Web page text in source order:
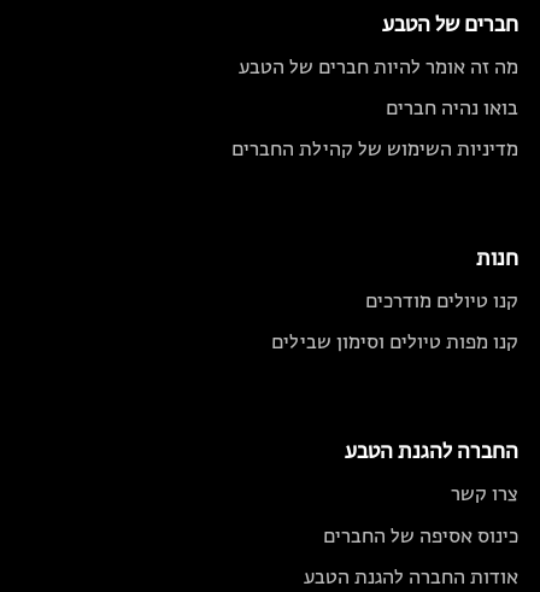
חברים של הטבע
מה זה אומר להיות חברים של הטבע
בואו נהיה חברים
מדיניות השימוש של קהילת החברים
חנות
קנו טיולים מודרכים
קנו מפות טיולים וסימון שבילים
החברה להגנת הטבע
צרו קשר
כינוס אסיפה של החברים
אודות החברה להגנת הטבע